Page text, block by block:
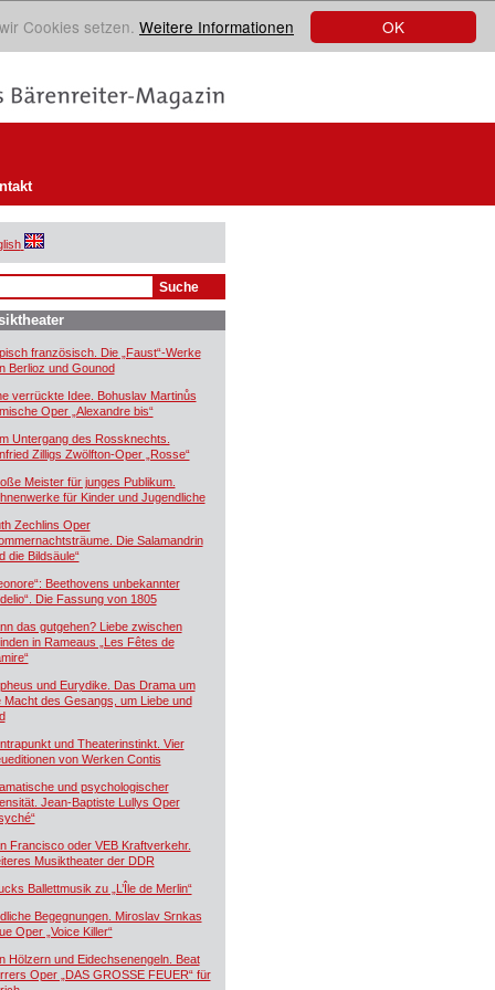
OK
Cookies setzen. Weitere Informationen
französisch. Die „Faust“-Werke
Berlioz und Gounod
verrückte Idee. Bohuslav Martinůs
Oper „Alexandre bis“
Untergang des Rossknechts.
Zilligs Zwölfton-Oper „Rosse“
Meister für junges Publikum.
für Kinder und Jugendliche
Zechlins Oper
Die Salamandrin
die Bildsäule“
Beethovens unbekannter
Die Fassung von 1805
das gutgehen? Liebe zwischen
in Rameaus „Les Fêtes de
und Eurydike. Das Drama um
Macht des Gesangs, um Liebe und
und Theaterinstinkt. Vier
von Werken Contis
und psychologischer
Jean-Baptiste Lullys Oper
Francisco oder VEB Kraftverkehr.
Musiktheater der DDR
Ballettmusik zu „L’Île de Merlin“
Begegnungen. Miroslav Srnkas
Oper „Voice Killer“
Hölzern und Eidechsenengeln. Beat
Oper „DAS GROSSE FEUER“ für